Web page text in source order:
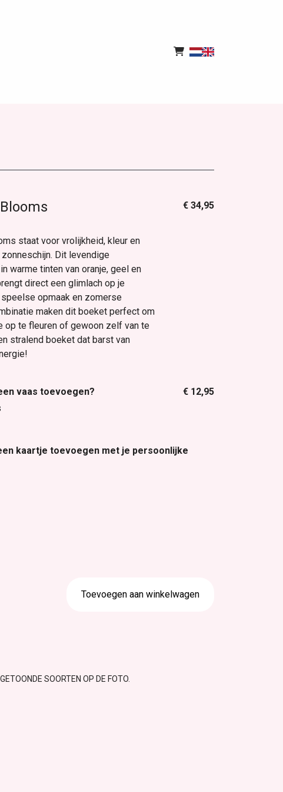
staat voor vrolijkheid, kleur en
Dit levendige
warme tinten van oranje, geel en
direct een glimlach op je
opmaak en zomerse
maken dit boeket perfect om
op te fleuren of gewoon zelf van te
stralend boeket dat barst van
€ 34,95
vaas toevoegen?
€ 12,95
kaartje toevoegen met je persoonlijke
Toevoegen aan winkelwagen
SOORTEN OP DE FOTO.